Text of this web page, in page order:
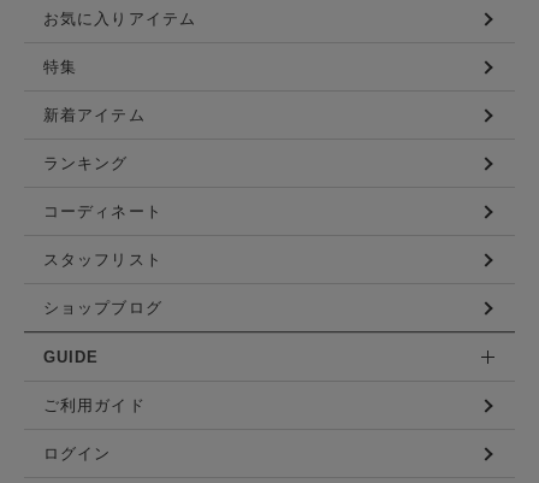
お気に入りアイテム
特集
新着アイテム
ランキング
コーディネート
スタッフリスト
ショップブログ
GUIDE
ご利用ガイド
ログイン